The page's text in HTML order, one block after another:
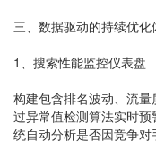
三、数据驱动的持续优化
1、搜索性能监控仪表盘
构建包含排名波动、流
过异常值检测算法实时
统自动分析是否因竞争对